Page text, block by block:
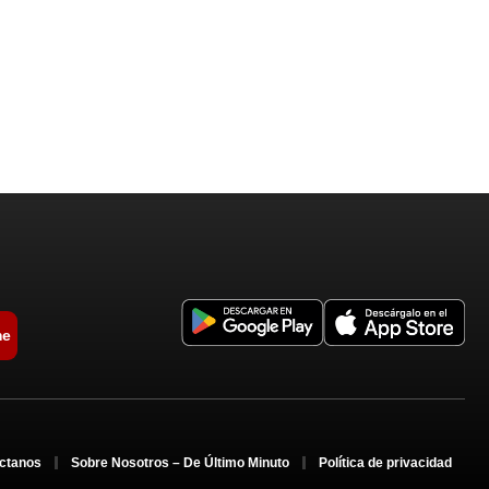
Sobre Nosotros – De Último Minuto Política de privacidad